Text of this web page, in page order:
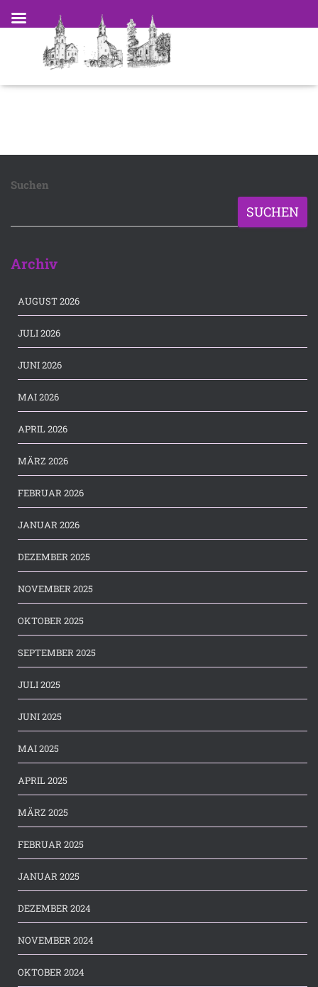
Suchen
SUCHEN
Archiv
AUGUST 2026
JULI 2026
JUNI 2026
MAI 2026
APRIL 2026
MÄRZ 2026
FEBRUAR 2026
JANUAR 2026
DEZEMBER 2025
NOVEMBER 2025
OKTOBER 2025
SEPTEMBER 2025
JULI 2025
JUNI 2025
MAI 2025
APRIL 2025
MÄRZ 2025
FEBRUAR 2025
JANUAR 2025
DEZEMBER 2024
NOVEMBER 2024
OKTOBER 2024